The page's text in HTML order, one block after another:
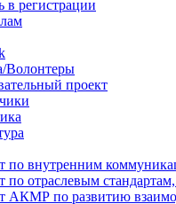
регистрации
Волонтеры
проект
по внутренним
по отраслевым
АКМР по развитию